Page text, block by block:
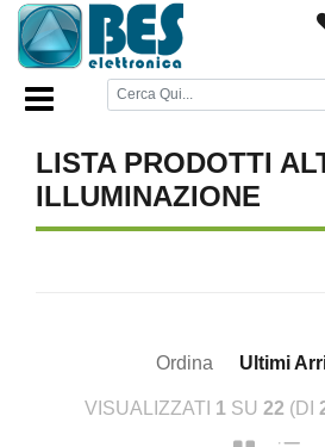
Home Page/ILLUMINAZIONE
LISTA PRODOTTI
ILLUMINAZIONE
Ordina Ultimi
VISUALIZZATI 1 SU 22 (DI